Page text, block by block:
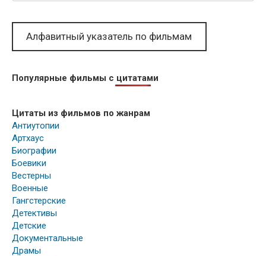
Алфавитный указатель по фильмам
Популярные фильмы с цитатами
Цитаты из фильмов по жанрам
Антиутопии
Артхаус
Биографии
Боевики
Вестерны
Военные
Гангстерские
Детективы
Детские
Документальные
Драмы